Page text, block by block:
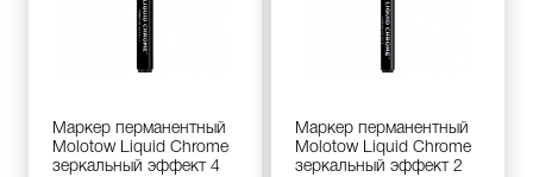
Маркер перманентный
Molotow Liquid Chrome
зеркальный эффект 4
Маркер перманентный
Molotow Liquid Chrome
зеркальный эффект 2